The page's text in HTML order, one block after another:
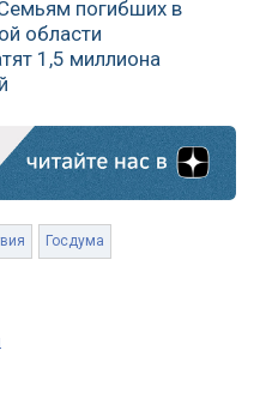
погибших в
области
1,5 миллиона
Госдума